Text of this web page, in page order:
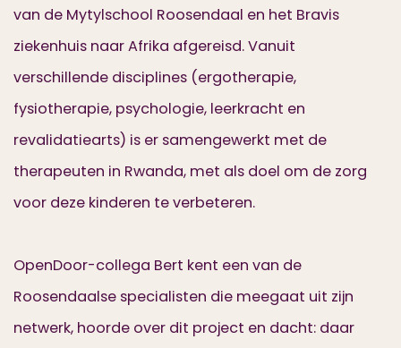
van de Mytylschool Roosendaal en het Bravis
ziekenhuis naar Afrika afgereisd. Vanuit
verschillende disciplines (ergotherapie,
fysiotherapie, psychologie, leerkracht en
revalidatiearts) is er samengewerkt met de
therapeuten in Rwanda, met als doel om de zorg
voor deze kinderen te verbeteren.
OpenDoor-collega Bert kent een van de
Roosendaalse specialisten die meegaat uit zijn
netwerk, hoorde over dit project en dacht: daar